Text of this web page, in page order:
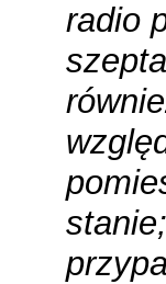
radio